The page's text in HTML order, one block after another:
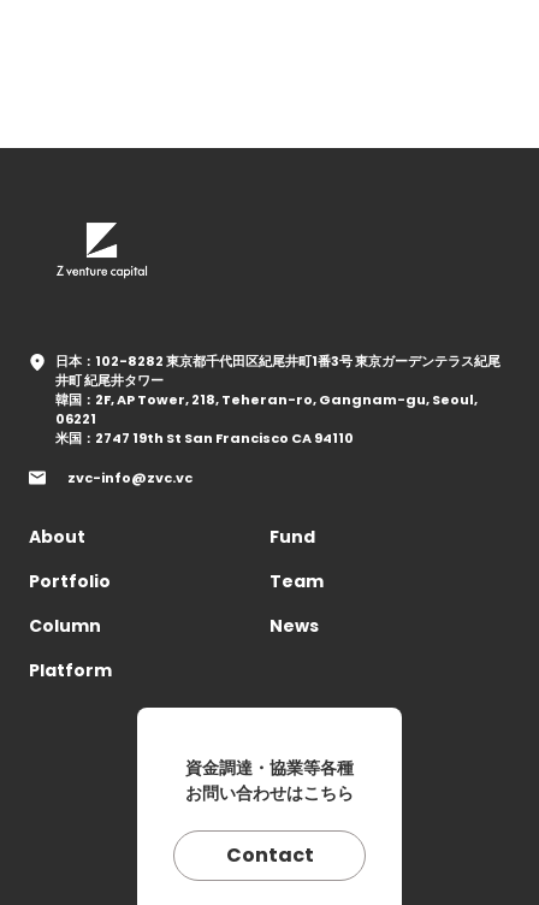
日本：102-8282 東京都千代田区紀尾井町1番3号 東京ガーデンテラス紀尾
井町 紀尾井タワー
韓国：2F, AP Tower, 218, Teheran-ro, Gangnam-gu, Seoul,
06221
米国：2747 19th St San Francisco CA 94110
zvc-info@zvc.vc
About
Fund
Portfolio
Team
Column
News
Platform
資金調達・協業等各種
お問い合わせはこちら
Contact